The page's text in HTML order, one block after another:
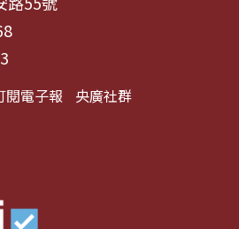
閱電子報 央廣社群